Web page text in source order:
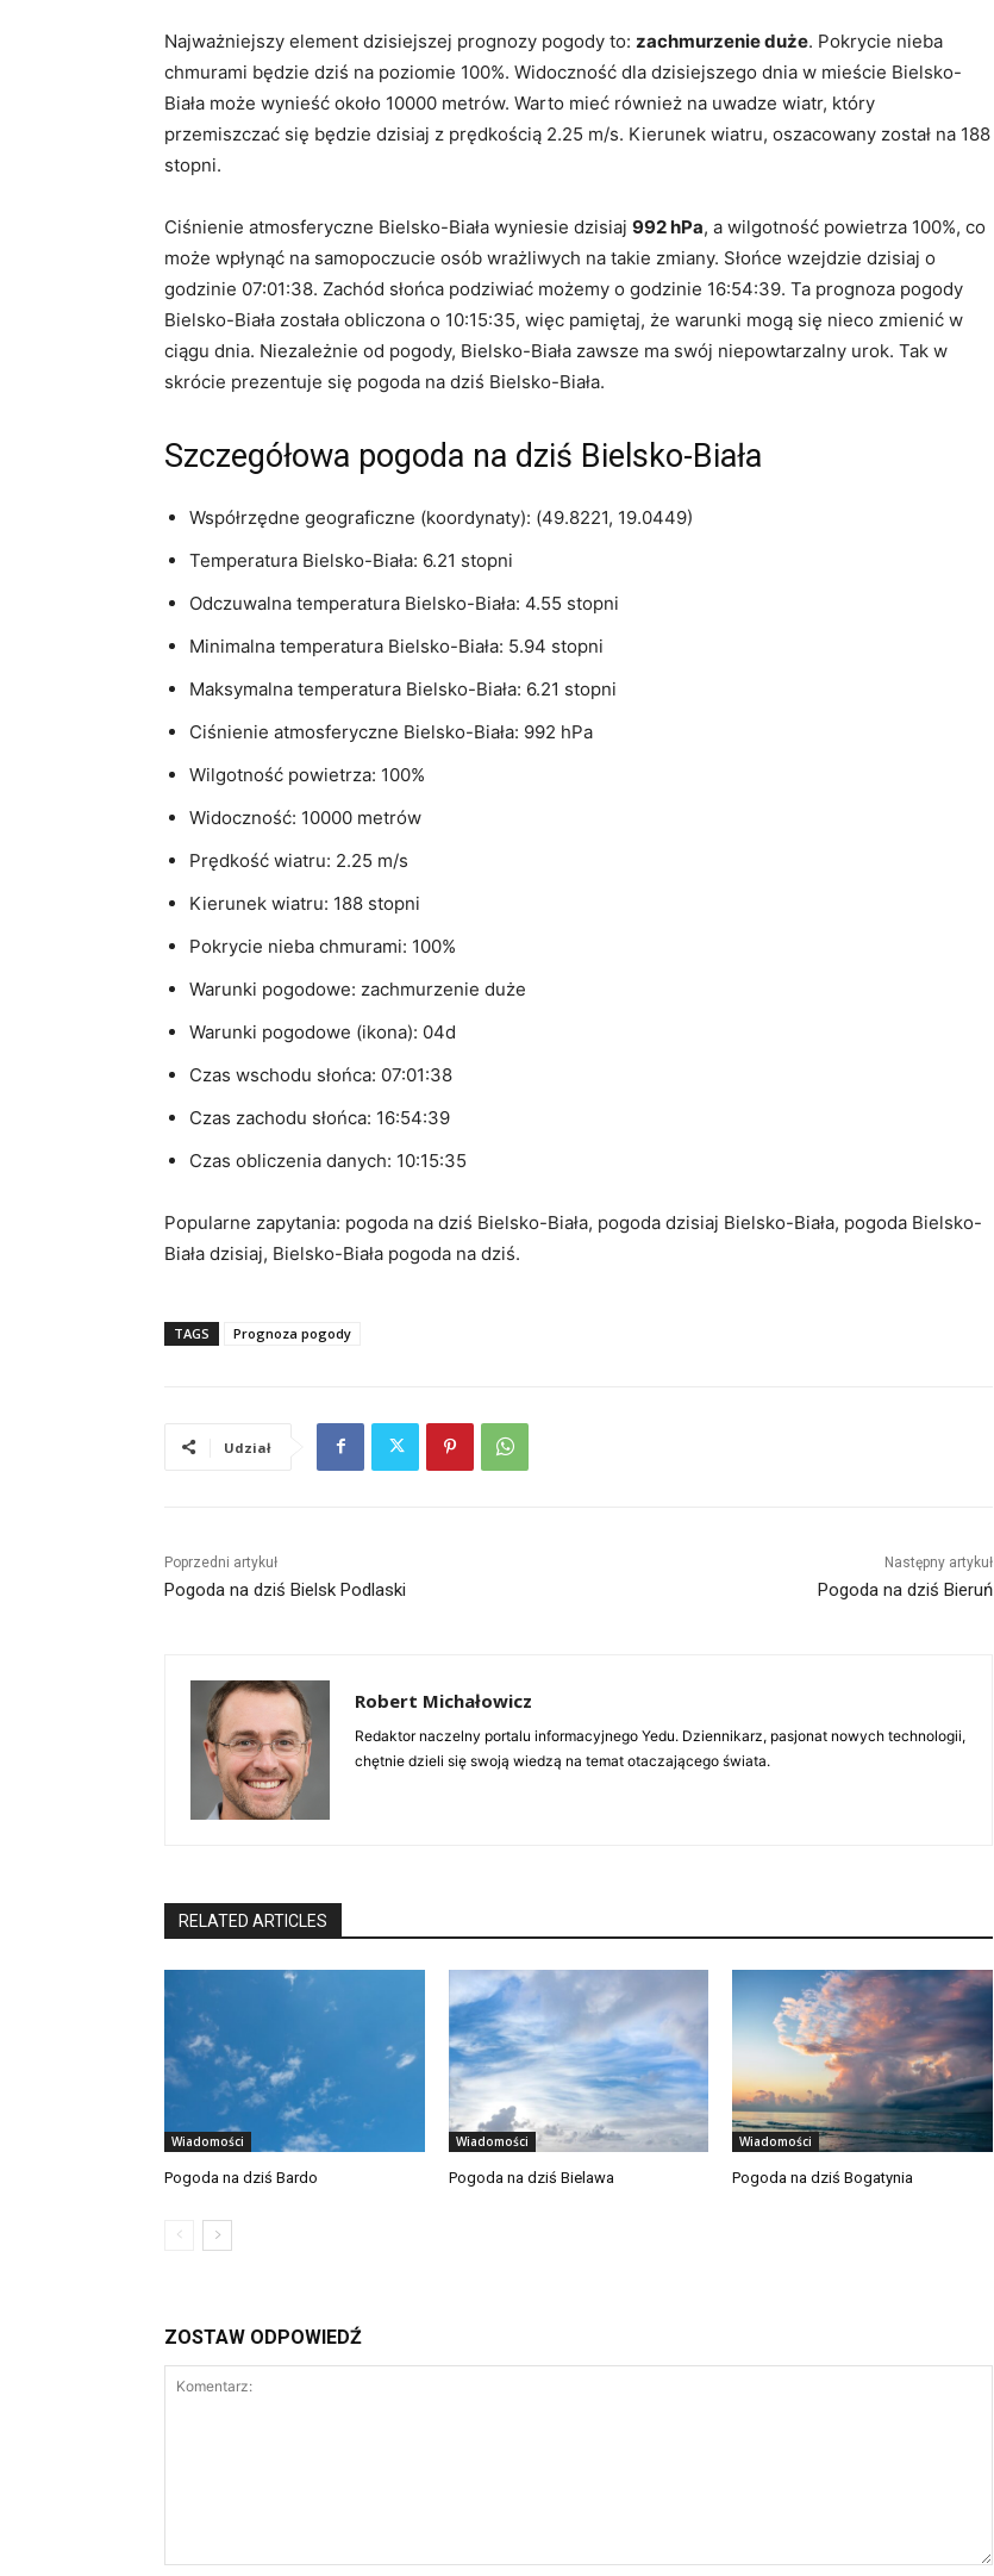
Najważniejszy element dzisiejszej prognozy pogody to: zachmurzenie duże. Pokrycie nieba
chmurami będzie dziś na poziomie 100%. Widoczność dla dzisiejszego dnia w mieście Bielsko-
Biała może wynieść około 10000 metrów. Warto mieć również na uwadze wiatr, który
przemiszczać się będzie dzisiaj z prędkością 2.25 m/s. Kierunek wiatru, oszacowany został na 188
stopni.
Ciśnienie atmosferyczne Bielsko-Biała wyniesie dzisiaj 992 hPa, a wilgotność powietrza 100%, co
może wpłynąć na samopoczucie osób wrażliwych na takie zmiany. Słońce wzejdzie dzisiaj o
godzinie 07:01:38. Zachód słońca podziwiać możemy o godzinie 16:54:39. Ta prognoza pogody
Bielsko-Biała została obliczona o 10:15:35, więc pamiętaj, że warunki mogą się nieco zmienić w
ciągu dnia. Niezależnie od pogody, Bielsko-Biała zawsze ma swój niepowtarzalny urok. Tak w
skrócie prezentuje się pogoda na dziś Bielsko-Biała.
Szczegółowa pogoda na dziś Bielsko-Biała
Współrzędne geograficzne (koordynaty): (49.8221, 19.0449)
Temperatura Bielsko-Biała: 6.21 stopni
Odczuwalna temperatura Bielsko-Biała: 4.55 stopni
Minimalna temperatura Bielsko-Biała: 5.94 stopni
Maksymalna temperatura Bielsko-Biała: 6.21 stopni
Ciśnienie atmosferyczne Bielsko-Biała: 992 hPa
Wilgotność powietrza: 100%
Widoczność: 10000 metrów
Prędkość wiatru: 2.25 m/s
Kierunek wiatru: 188 stopni
Pokrycie nieba chmurami: 100%
Warunki pogodowe: zachmurzenie duże
Warunki pogodowe (ikona): 04d
Czas wschodu słońca: 07:01:38
Czas zachodu słońca: 16:54:39
Czas obliczenia danych: 10:15:35
Popularne zapytania: pogoda na dziś Bielsko-Biała, pogoda dzisiaj Bielsko-Biała, pogoda Bielsko-
Biała dzisiaj, Bielsko-Biała pogoda na dziś.
TAGS Prognoza pogody
Udział
Poprzedni artykuł
Pogoda na dziś Bielsk Podlaski
Następny artykuł
Pogoda na dziś Bieruń
Robert Michałowicz
Redaktor naczelny portalu informacyjnego Yedu. Dziennikarz, pasjonat nowych technologii,
chętnie dzieli się swoją wiedzą na temat otaczającego świata.
RELATED ARTICLES
Wiadomości
Pogoda na dziś Bardo
Wiadomości
Pogoda na dziś Bielawa
Wiadomości
Pogoda na dziś Bogatynia
ZOSTAW ODPOWIEDŹ